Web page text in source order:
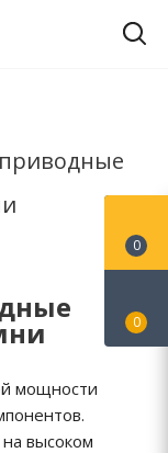
мощности
высоком
0
0